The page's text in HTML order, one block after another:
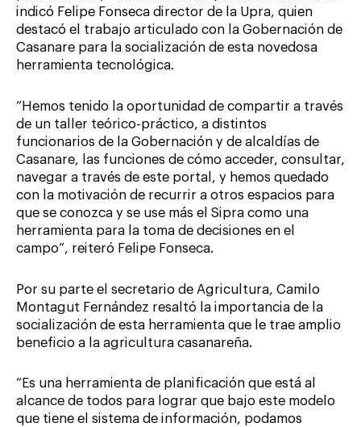
indicó Felipe Fonseca director de la Upra, quien
destacó el trabajo articulado con la Gobernación de
Casanare para la socialización de esta novedosa
herramienta tecnológica.
“Hemos tenido la oportunidad de compartir a través
de un taller teórico-práctico, a distintos
funcionarios de la Gobernación y de alcaldías de
Casanare, las funciones de cómo acceder, consultar,
navegar a través de este portal, y hemos quedado
con la motivación de recurrir a otros espacios para
que se conozca y se use más el Sipra como una
herramienta para la toma de decisiones en el
campo”, reiteró Felipe Fonseca.
Por su parte el secretario de Agricultura, Camilo
Montagut Fernández resaltó la importancia de la
socialización de esta herramienta que le trae amplio
beneficio a la agricultura casanareña.
“Es una herramienta de planificación que está al
alcance de todos para lograr que bajo este modelo
que tiene el sistema de información, podamos